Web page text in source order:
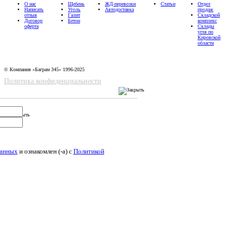
О нас
Написать
отзыв
Договор
оферта
Щебень
Уголь
Галит
Бетон
ЖД-перевозки
Автодоставка
Статьи
Отдел
продаж
Складской
комплекс
Склады
угля по
Кировской
области
© Компания «Баграм 345» 1996-2025
Политика конфиденциальности
и ознакомлен (-а) c Политикой